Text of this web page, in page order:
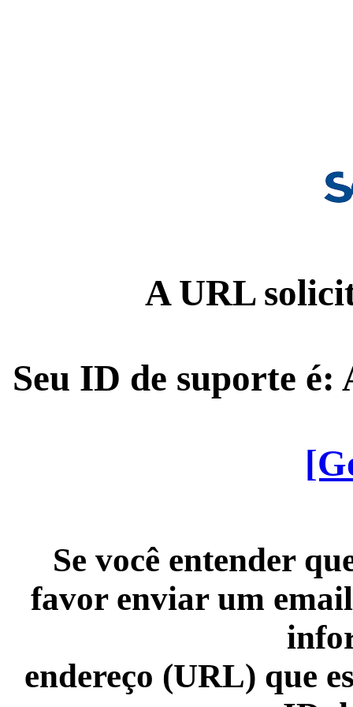
A URL
Seu ID de suporte é:
Se você entender
favor enviar um
endereço (URL) que